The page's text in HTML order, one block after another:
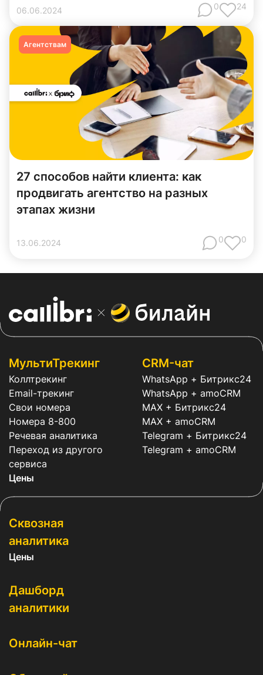
06.06.2024 0 24
Агентствам
27 способов найти клиента: как
продвигать агентство на разных
этапах жизни
13.06.2024 0 0
МультиТрекинг
Коллтрекинг
Email-трекинг
Свои номера
Номера 8-800
Речевая аналитика
Переход из другого
сервиса
Цены
CRM-чат
WhatsApp + Битрикс24
WhatsApp + amoCRM
MAX + Битрикс24
MAX + amoCRM
Telegram + Битрикс24
Telegram + amoCRM
Сквозная
аналитика
Цены
Дашборд
аналитики
Онлайн-чат